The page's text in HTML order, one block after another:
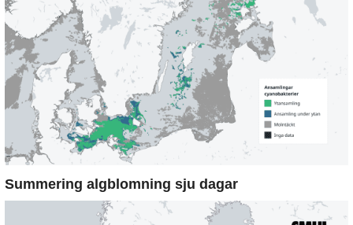
Summering algblomning sju dagar